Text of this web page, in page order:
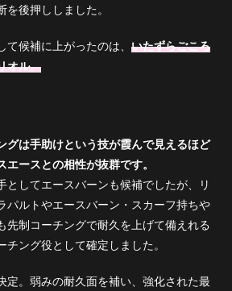
後押ししました。
候補に上がったのは、 いたずらごころ
オル。
グは手助けという技が霞んで見えるほど
ースとの相性が抜群です。
としてエースバーンも候補でしたが、リ
パルトやエースバーン・スカーフ持ちや
先制コーチングで耐久を上げて備えれる
チング役として確定しました。
定。弱みの耐久面を補い、強化された最